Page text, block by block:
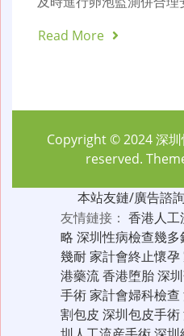
Read More
Copyright © 2024深
reserved.
本站友鏈/廣告諮
友情鏈接： 香港人工
略 深圳性病檢查幾多
幾耐家計會終止懷孕
港藥流香港堕胎深
手術家計會婦科檢查
割包皮 深圳包皮手術